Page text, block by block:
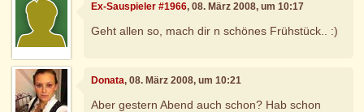
Ex-Sauspieler #1966, 08. März 2008, um 10:17
Geht allen so, mach dir n schönes Frühstück.. :)
Donata, 08. März 2008, um 10:21
Aber gestern Abend auch schon? Hab schon